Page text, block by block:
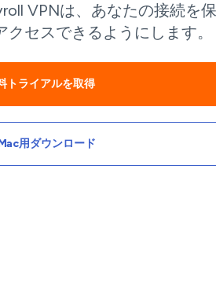
VPNは、あなたの接続を
セスできるようにします。
トライアルを取得
用ダウンロード